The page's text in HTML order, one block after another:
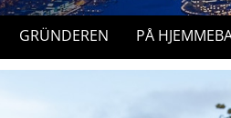
GRÜNDEREN PÅ